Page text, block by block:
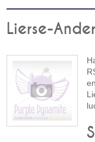
Lierse-